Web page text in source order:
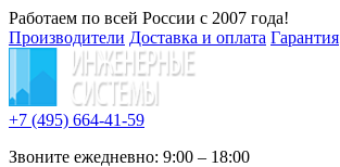
Работаем по всей России с 2007 года!
Производители Доставка и оплата Гарантия
+7 (495) 664-41-59
Звоните ежедневно: 9:00 – 18:00